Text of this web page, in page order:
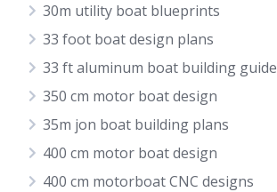
30m utility boat blueprints
33 foot boat design plans
33 ft aluminum boat building guide
350 cm motor boat design
35m jon boat building plans
400 cm motor boat design
400 cm motorboat CNC designs